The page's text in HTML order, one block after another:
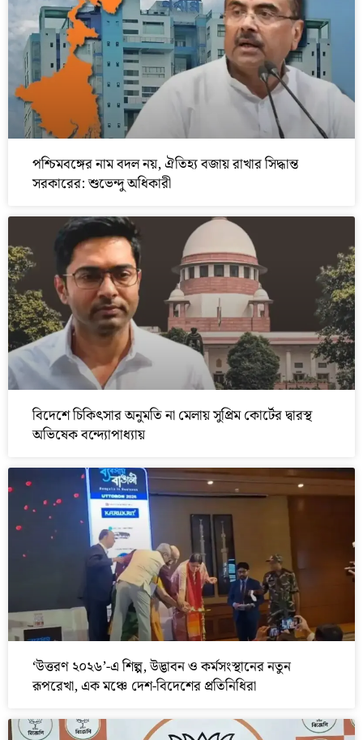
পশ্চিমবঙ্গের নাম বদল নয়, ঐতিহ্য বজায় রাখার সিদ্ধান্ত
সরকারের: শুভেন্দু অধিকারী
বিদেশে চিকিৎসার অনুমতি না মেলায় সুপ্রিম কোর্টের দ্বারস্থ
অভিষেক বন্দ্যোপাধ্যায়
‘উত্তরণ ২০২৬’-এ শিল্প, উদ্ভাবন ও কর্মসংস্থানের নতুন
রূপরেখা, এক মঞ্চে দেশ-বিদেশের প্রতিনিধিরা